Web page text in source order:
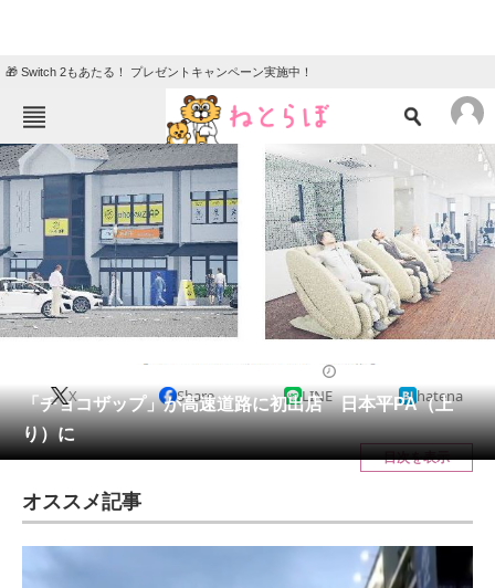
🎁 Switch 2もあたる！ プレゼントキャンペーン実施中！
ねとらぼメニュー
TOP ニュース
エンタメ クイズ
グルメ
住まい 教育・育児
会員記事
メディア
注目記事を集めた総合ページ
「チョコザップ」が高速道路に初出店 日本平PA（上
り）に
X Share LINE hatena
目次を表示
オススメ記事